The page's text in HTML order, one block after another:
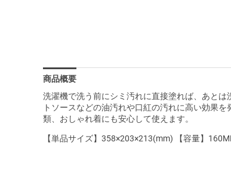
商品概要
洗濯機で洗う前にシミ汚れに直接塗れば、あと
トソースなどの油汚れや口紅の汚れに高い効果
類、おしゃれ着にも安心して使えます。
【単品サイズ】358×203×213(mm) 【容量】160ML